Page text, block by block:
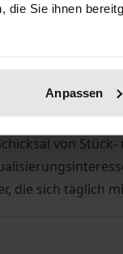
Sie ihnen
Anpassen
des
und
von
die sich täglich